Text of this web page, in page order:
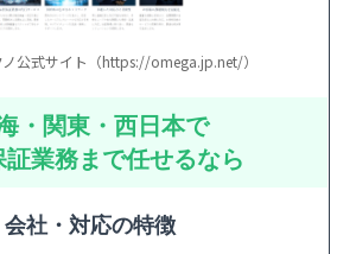
公式サイト（https://omega.jp.net/）
・関東・西日本で
証業務まで任せるなら
会社・対応の特徴